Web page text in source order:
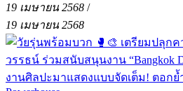
19 เมษายน 2568 /
19 เมษายน 2568